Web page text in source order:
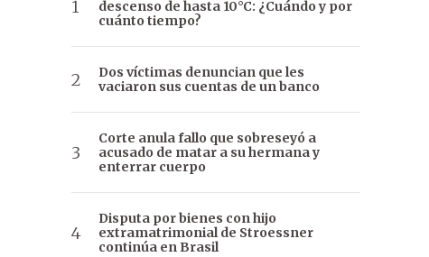
descenso de hasta 10°C: ¿Cuándo y por
cuánto tiempo?
Dos víctimas denuncian que les
vaciaron sus cuentas de un banco
Corte anula fallo que sobreseyó a
acusado de matar a su hermana y
enterrar cuerpo
Disputa por bienes con hijo
extramatrimonial de Stroessner
continúa en Brasil